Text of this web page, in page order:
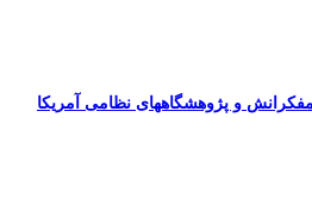
و پژوهشگاههای نظامی آمریکا